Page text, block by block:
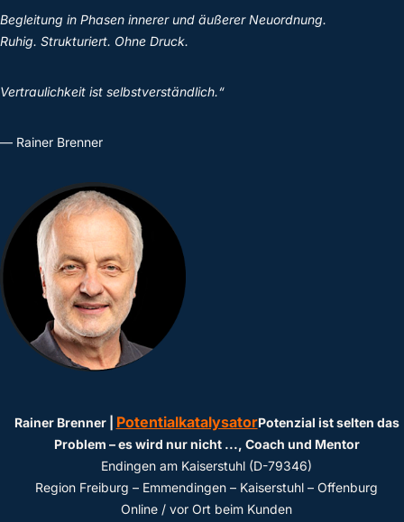
Begleitung in Phasen innerer und äußerer Neuordnung.
Ruhig. Strukturiert. Ohne Druck.
Vertraulichkeit ist selbstverständlich.“
— Rainer Brenner
Rainer Brenner | PotentialkatalysatorPotenzial ist selten das
Problem – es wird nur nicht ..., Coach und Mentor
Endingen am Kaiserstuhl (D-79346)
Region Freiburg – Emmendingen – Kaiserstuhl – Offenburg
Online / vor Ort beim Kunden